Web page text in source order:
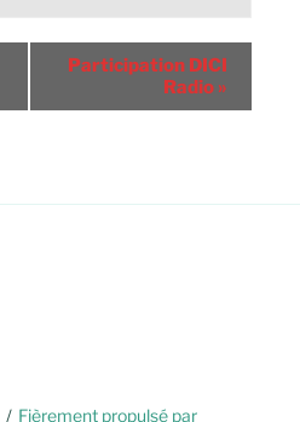
Participation DICI
Radio »
Fièrement propulsé par